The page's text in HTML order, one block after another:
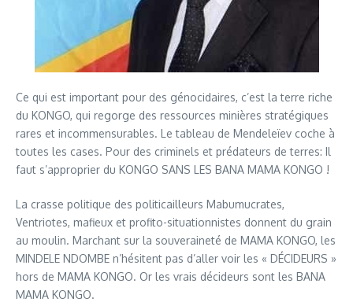
Ce qui est important pour des génocidaires, c’est la terre riche
du KONGO, qui regorge des ressources minières stratégiques
rares et incommensurables. Le tableau de Mendeleïev coche à
toutes les cases. Pour des criminels et prédateurs de terres: Il
faut s’approprier du KONGO SANS LES BANA MAMA KONGO !
La crasse politique des politicailleurs Mabumucrates,
Ventriotes, mafieux et profito-situationnistes donnent du grain
au moulin. Marchant sur la souveraineté de MAMA KONGO, les
MINDELE NDOMBE n’hésitent pas d’aller voir les « DÉCIDEURS »
hors de MAMA KONGO. Or les vrais décideurs sont les BANA
MAMA KONGO.